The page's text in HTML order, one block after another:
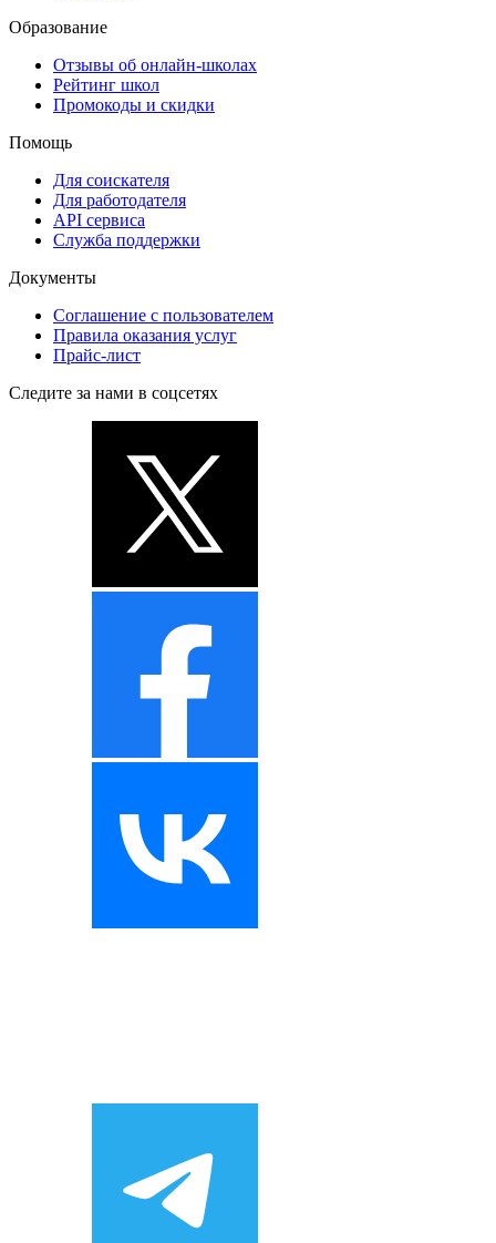
Образование
Отзывы об онлайн-школах
Рейтинг школ
Промокоды и скидки
Помощь
Для соискателя
Для работодателя
API сервиса
Служба поддержки
Документы
Соглашение с пользователем
Правила оказания услуг
Прайс-лист
Следите за нами в соцсетях